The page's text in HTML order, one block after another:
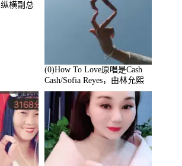
横副总
(0)How To Love原唱是Cash
Cash/Sofia Reyes，由林允熙
翻唱(播放:84447)